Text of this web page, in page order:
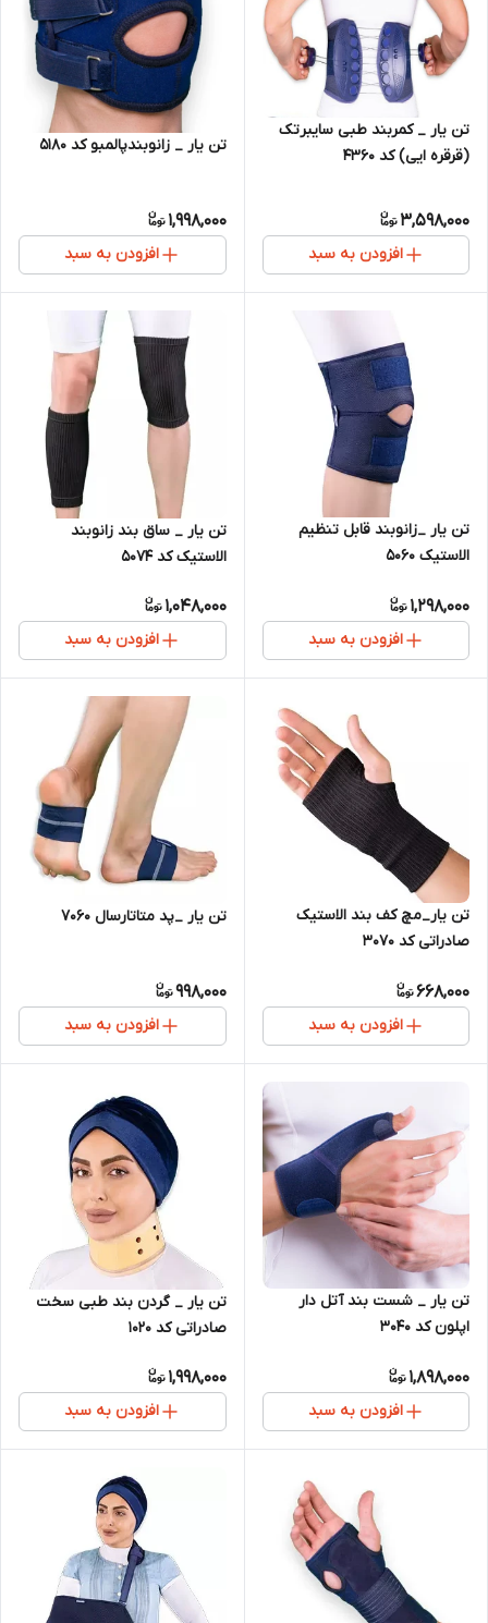
تن یار _ کمربند طبی سایبرتک
(قرقره ایی) کد 4360
3,598,000
افزودن به سبد
تن یار _ زانوبندپالمبو کد 5180
1,998,000
افزودن به سبد
تن یار _زانوبند قابل تنظیم
الاستیک 5060
1,298,000
افزودن به سبد
تن یار _ ساق بند زانوبند
الاستیک کد 5074
1,048,000
افزودن به سبد
تن یار_مچ کف بند الاستیک
صادراتی کد 3070
668,000
افزودن به سبد
تن یار _پد متاتارسال 7060
998,000
افزودن به سبد
تن یار _ شست بند آتل دار
اپلون کد 3040
1,898,000
افزودن به سبد
تن یار _ گردن بند طبی سخت
صادراتی کد 1020
1,998,000
افزودن به سبد